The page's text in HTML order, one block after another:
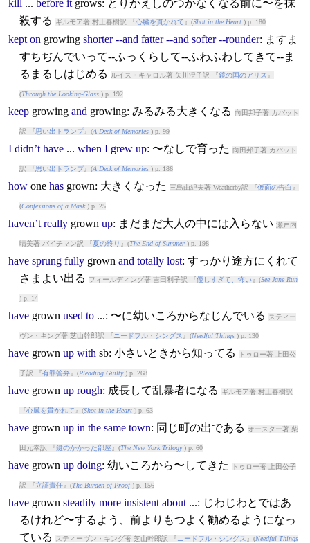
kill... before it grows: とりかえしのつかなくなる前に〜を抹
殺する
ギルモア著 村上春樹訳 『心臓を貫かれて 』(Shot in the Heart) p. 180
kept on growing shorter --and fatter --and softer --rounder: ますま
すちぢんでいって--ふっくらして--ふわふわしてきて--ま
るまるしはじめる
ルイス・キャロル著 矢川澄子訳 『鏡の国のアリス 』
(Through the Looking-Glass) p. 192
keep growing and growing: みるみる大きくなる 向田邦子著 カバット
訳 『思い出トランプ』(A Deck of Memories) p. 99
I didn’t have... when I grew up: 〜なしで育った 向田邦子著 カバット
訳 『思い出トランプ』(A Deck of Memories) p. 186
howone has grown: 大きくなった 三島由紀夫著 Weatherby訳 『仮面の告白 』
(Confessions of a Mask) p. 25
haven’t really grown up: まだまだ大人の中には入らない 瀬戸内
晴美著 バイチマン訳 『夏の終り 』(The End of Summer) p. 198
have sprung fully grown and totally lost: すっかり途方にくれて
さまよい出る
フィールディング著 吉田利子訳 『優しすぎて、怖い』(See Jane Run
) p. 14
have grown used to...: 〜に幼いころからなじんでいる スティー
ヴン・キング著 芝山幹郎訳 『 ニードフル・シングス 』(Needful Things) p. 130
have grown up withsb: 小さいときから知ってる トゥロー著 上田公
子訳 『有罪答弁』(Pleading Guilty) p. 268
have grown up rough: 成長して乱暴者になる ギルモア著 村上春樹訳
『心臓を貫かれて 』(Shot in the Heart) p. 63
have grown up in the same town: 同じ町の出である オースター著 柴
田元幸訳 『鍵のかかった部屋 』(The New York Trilogy) p. 60
have grown up doing: 幼いころから〜してきた トゥロー著 上田公子
訳 『 立証責任』(The Burden of Proof) p. 156
have grown steadily more insistent about...: じわじわとではあ
るけれど〜するよう、前よりもつよく勧めるようになっ
ている
スティーヴン・キング著 芝山幹郎訳 『 ニードフル・シングス 』(Needful Things